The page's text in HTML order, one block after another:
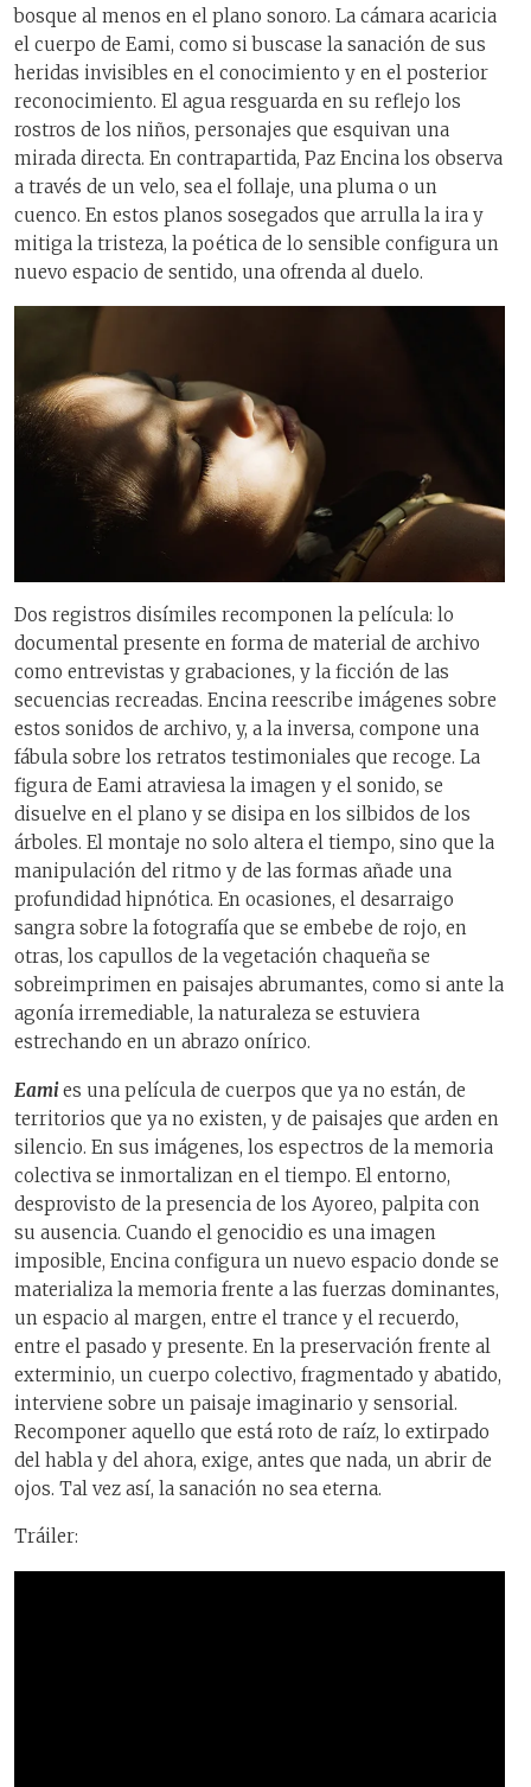
bosque al menos en el plano sonoro. La cámara acaricia
el cuerpo de Eami, como si buscase la sanación de sus
heridas invisibles en el conocimiento y en el posterior
reconocimiento. El agua resguarda en su reflejo los
rostros de los niños, personajes que esquivan una
mirada directa. En contrapartida, Paz Encina los observa
a través de un velo, sea el follaje, una pluma o un
cuenco. En estos planos sosegados que arrulla la ira y
mitiga la tristeza, la poética de lo sensible configura un
nuevo espacio de sentido, una ofrenda al duelo.
Dos registros disímiles recomponen la película: lo
documental presente en forma de material de archivo
como entrevistas y grabaciones, y la ficción de las
secuencias recreadas. Encina reescribe imágenes sobre
estos sonidos de archivo, y, a la inversa, compone una
fábula sobre los retratos testimoniales que recoge. La
figura de Eami atraviesa la imagen y el sonido, se
disuelve en el plano y se disipa en los silbidos de los
árboles. El montaje no solo altera el tiempo, sino que la
manipulación del ritmo y de las formas añade una
profundidad hipnótica. En ocasiones, el desarraigo
sangra sobre la fotografía que se embebe de rojo, en
otras, los capullos de la vegetación chaqueña se
sobreimprimen en paisajes abrumantes, como si ante la
agonía irremediable, la naturaleza se estuviera
estrechando en un abrazo onírico.
Eamies una película de cuerpos que ya no están, de
territorios que ya no existen, y de paisajes que arden en
silencio. En sus imágenes, los espectros de la memoria
colectiva se inmortalizan en el tiempo. El entorno,
desprovisto de la presencia de los Ayoreo, palpita con
su ausencia. Cuando el genocidio es una imagen
imposible, Encina configura un nuevo espacio donde se
materializa la memoria frente a las fuerzas dominantes,
un espacio al margen, entre el trance y el recuerdo,
entre el pasado y presente. En la preservación frente al
exterminio, un cuerpo colectivo, fragmentado y abatido,
interviene sobre un paisaje imaginario y sensorial.
Recomponer aquello que está roto de raíz, lo extirpado
del habla y del ahora, exige, antes que nada, un abrir de
ojos. Tal vez así, la sanación no sea eterna.
Tráiler: